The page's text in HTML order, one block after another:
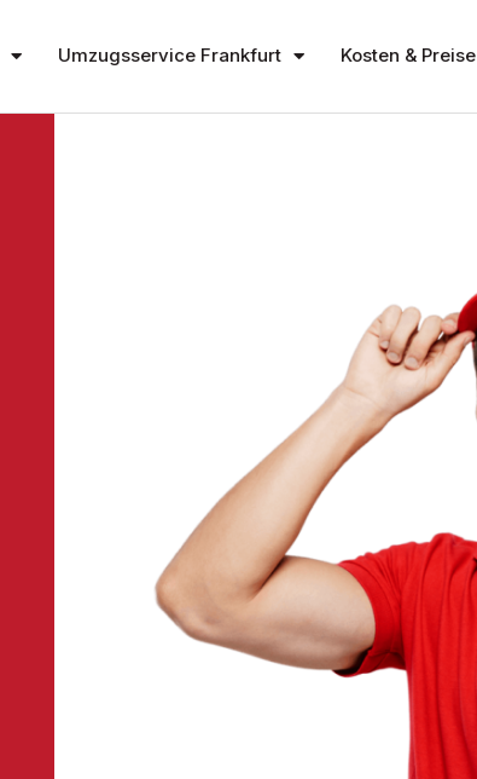
Umzugsservice Frankfurt Kosten & Preise